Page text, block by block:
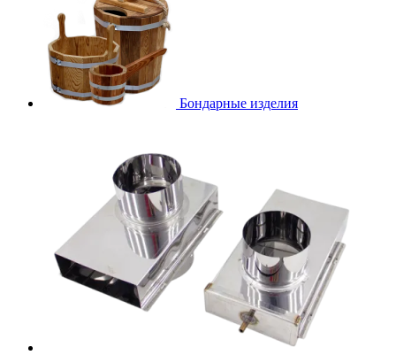
Бондарные изделия